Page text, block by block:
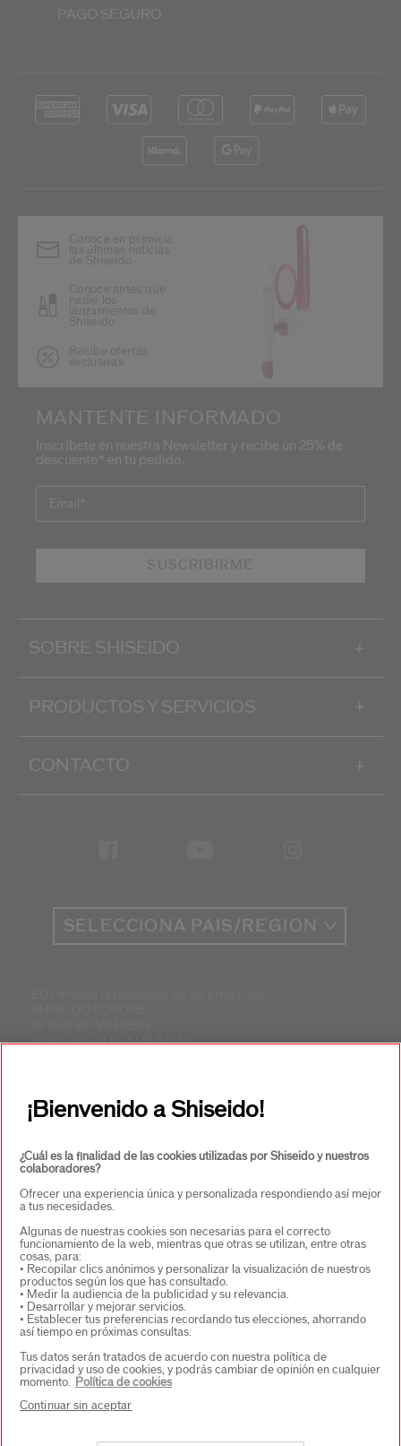
PAGO SEGURO
MANTENTE INFORMADO
Inscríbete en nuestra Newsletter y recibe un 25% de
descuento* en tu pedido.
*
Email
SUSCRIBIRME
SOBRE SHISEIDO +
PRODUCTOS Y SERVICIOS +
CONTACTO +
SELECCIONA PAÍS/REGIÓN
92200 NEUILLY-SUR-SEINE
Copyright © 2026 Shiseido Co., Ltd. Todos los derechos
¡Bienvenido a Shiseido!
¿Cuál es la finalidad de las cookies utilizadas por Shiseido y nuestros
colaboradores?
Ofrecer una experiencia única y personalizada respondiendo así mejor
a tus necesidades.
Algunas de nuestras cookies son necesarias para el correcto
funcionamiento de la web, mientras que otras se utilizan, entre otras
cosas, para:
• Recopilar clics anónimos y personalizar la visualización de nuestros
productos según los que has consultado.
• Medir la audiencia de la publicidad y su relevancia.
• Desarrollar y mejorar servicios.
• Establecer tus preferencias recordando tus elecciones, ahorrando
así tiempo en próximas consultas.
Tus datos serán tratados de acuerdo con nuestra política de
privacidad y uso de cookies, y podrás cambiar de opinión en cualquier
momento. Política de cookies
Continuar sin aceptar